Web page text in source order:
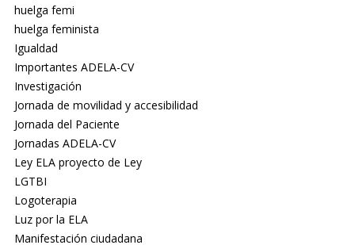
huelga femi
huelga feminista
Igualdad
Importantes ADELA-CV
Investigación
Jornada de movilidad y accesibilidad
Jornada del Paciente
Jornadas ADELA-CV
Ley ELA proyecto de Ley
LGTBI
Logoterapia
Luz por la ELA
Manifestación ciudadana